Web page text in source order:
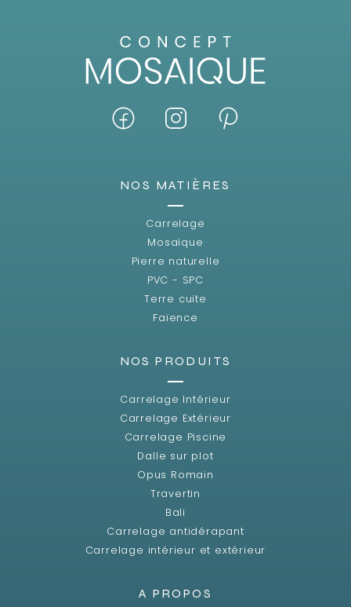
NOS MATIÈRES
Carrelage
Mosaïque
Pierre naturelle
PVC - SPC
Terre cuite
Faïence
NOS PRODUITS
Carrelage Intérieur
Carrelage Extérieur
Carrelage Piscine
Dalle sur plot
Opus Romain
Travertin
Bali
Carrelage antidérapant
Carrelage intérieur et extérieur
A PROPOS